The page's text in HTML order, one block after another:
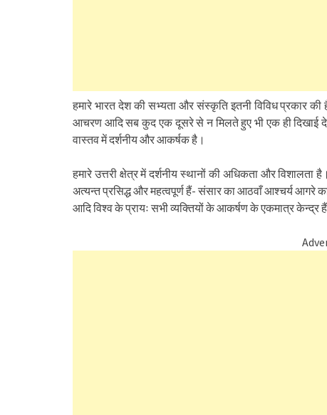
हमारे भारत देश की सभ्यता और संस्कृति इतनी विविध प्रकार की
आचरण आदि सब कुद एक दूसरे से न मिलते हुए भी एक ही दिखाई
वास्तव में दर्शनीय और आकर्षक है।
हमारे उत्तरी क्षेत्र में दर्शनीय स्थानों की अधिकता और
अत्यन्त प्रसिद्ध और महत्वपूर्ण हैं- संसार का आठवाँ आश्चर्य आगरे
आदि विश्व के प्रायः सभी व्यक्तियों के आकर्षण के एकमात्र केन्द्र